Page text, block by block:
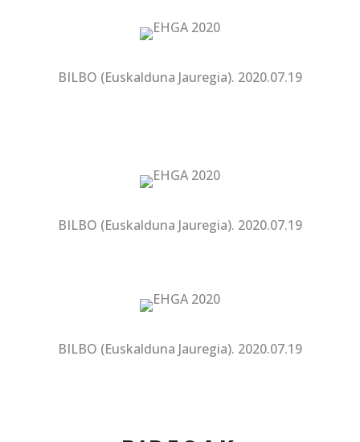
BILBO (Euskalduna Jauregia). 2020.07.19
BILBO (Euskalduna Jauregia). 2020.07.19
BILBO (Euskalduna Jauregia). 2020.07.19